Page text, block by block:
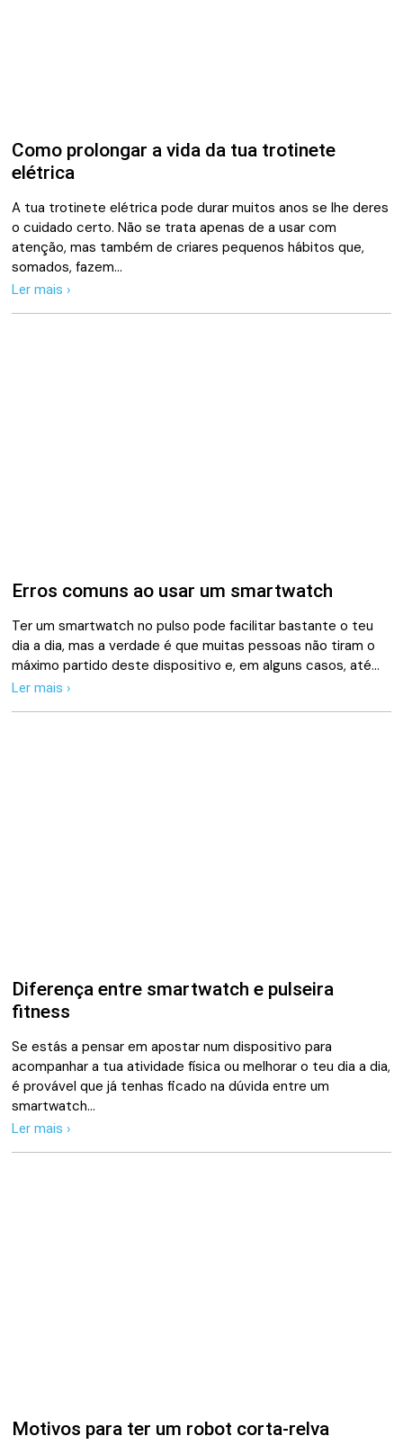
Como prolongar a vida da tua trotinete
elétrica
A tua trotinete elétrica pode durar muitos anos se lhe deres
o cuidado certo. Não se trata apenas de a usar com
atenção, mas também de criares pequenos hábitos que,
somados, fazem…
Ler mais ›
Erros comuns ao usar um smartwatch
Ter um smartwatch no pulso pode facilitar bastante o teu
dia a dia, mas a verdade é que muitas pessoas não tiram o
máximo partido deste dispositivo e, em alguns casos, até…
Ler mais ›
Diferença entre smartwatch e pulseira
fitness
Se estás a pensar em apostar num dispositivo para
acompanhar a tua atividade física ou melhorar o teu dia a dia,
é provável que já tenhas ficado na dúvida entre um
smartwatch…
Ler mais ›
Motivos para ter um robot corta-relva